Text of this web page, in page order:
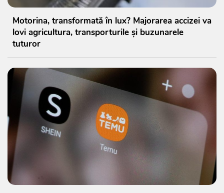
Motorina, transformată în lux? Majorarea accizei va
lovi agricultura, transporturile și buzunarele
tuturor